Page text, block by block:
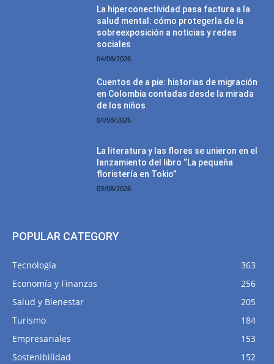
La hiperconectividad pasa factura a la
salud mental: cómo protegerla de la
sobreexposición a noticias y redes
sociales
04/08/2026
Cuentos de a pie: historias de migración
en Colombia contadas desde la mirada
de los niños
04/08/2026
La literatura y las flores se unieron en el
lanzamiento del libro “La pequeña
floristería en Tokio”
03/08/2026
POPULAR CATEGORY
Tecnología
363
Economía y Finanzas
256
Salud y Bienestar
205
Turismo
184
Empresariales
153
Sostenibilidad
152